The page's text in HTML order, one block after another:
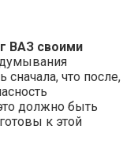
ВАЗ своими
сначала, что после,
должно быть
к этой